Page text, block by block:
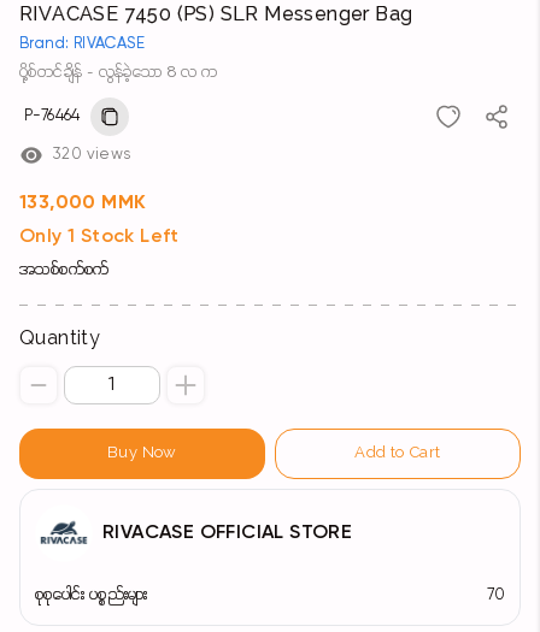
RIVACASE 7450 (PS) SLR Messenger Bag
Brand: RIVACASE
ပို့စ်တင်ချိန် - လွန်ခဲ့သော 8 လ က
P-76464
320 views
133,000 MMK
Only 1 Stock Left
အသစ်စက်စက်
Quantity
Buy Now Add to Cart
RIVACASE OFFICIAL STORE
စုစုပေါင်း ပစ္စည်းများ 70